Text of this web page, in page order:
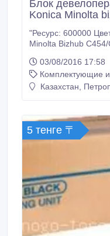
Блок
Konica Minolta
"Ресурс: 600000
Minolta Bizhub
оригинальные
гарантия качества
много-тонера точка
03/08/2016 17:58
Комплектующие
Казахстан,
5 тенге 〒